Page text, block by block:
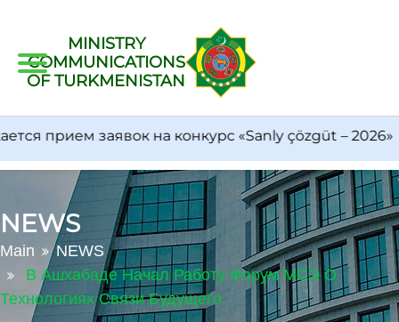
MINISTRY
COMMUNICATIONS
OF TURKMENISTAN
прием заявок на конкурс «Sanly çözgüt – 2026»
NEWS
Main
NEWS
В Ашхабаде Начал Работу Форум МСЭ О
Технологиях Связи Будущего